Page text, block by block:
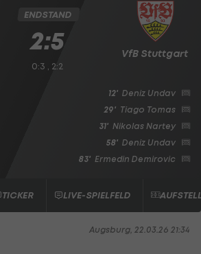
VfB Stuttgart
ENDSTAND
2:5
0:3 , 2:2
12' Deniz Undav
29' Tiago Tomas
31' Nikolas Nartey
58' Deniz Undav
83' Ermedin Demirovic
TICKER LIVE-SPIELFELD
Augsburg, 22.03.26 21:34